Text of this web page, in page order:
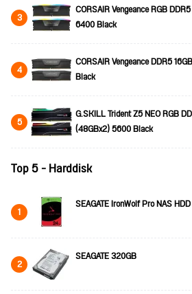
3
CORSAIR Vengeance RGB
6400 Black
4
CORSAIR Vengeance DDR5
Black
5
G.SKILL Trident Z5 NEO RGB
(48GBx2) 5600 Black
Top 5 - Harddisk
1 SEAGATE IronWolf Pro NAS
2 SEAGATE 320GB